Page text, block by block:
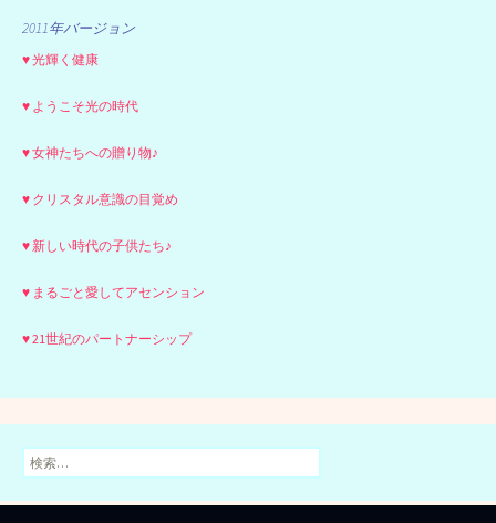
2011年バージョン
♥ 光輝く健康
♥ ようこそ光の時代
♥ 女神たちへの贈り物♪
♥ クリスタル意識の目覚め
♥ 新しい時代の子供たち♪
♥ まるごと愛してアセンション
♥ 21世紀のパートナーシップ
検
索: